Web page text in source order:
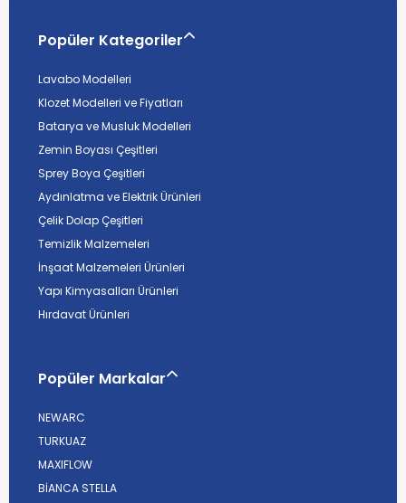
Popüler Kategoriler
Lavabo Modelleri
Klozet Modelleri ve Fiyatları
Batarya ve Musluk Modelleri
Zemin Boyası Çeşitleri
Sprey Boya Çeşitleri
Aydınlatma ve Elektrik Ürünleri
Çelik Dolap Çeşitleri
Temizlik Malzemeleri
İnşaat Malzemeleri Ürünleri
Yapı Kimyasalları Ürünleri
Hırdavat Ürünleri
Popüler Markalar
NEWARC
TURKUAZ
MAXIFLOW
BİANCA STELLA